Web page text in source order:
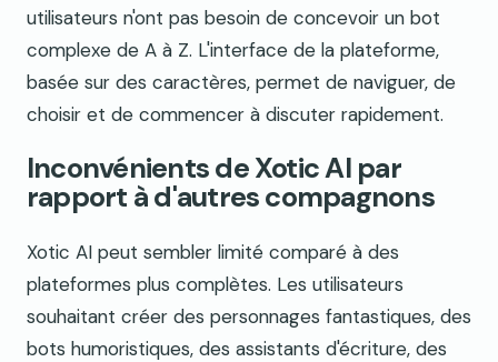
utilisateurs n'ont pas besoin de concevoir un bot
complexe de A à Z. L'interface de la plateforme,
basée sur des caractères, permet de naviguer, de
choisir et de commencer à discuter rapidement.
Inconvénients de Xotic AI par
rapport à d'autres compagnons
Xotic AI peut sembler limité comparé à des
plateformes plus complètes. Les utilisateurs
souhaitant créer des personnages fantastiques, des
bots humoristiques, des assistants d'écriture, des